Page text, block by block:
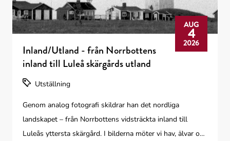
AUG
4
2026
Inland/Utland - från Norrbottens
inland till Luleå skärgårds utland
Utställning
Genom analog fotografi skildrar han det nordliga
landskapet – från Norrbottens vidsträckta inland till
Luleås yttersta skärgård. I bilderna möter vi hav, älvar och